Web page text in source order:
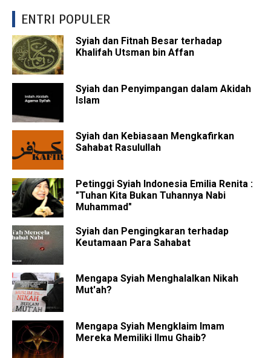
ENTRI POPULER
Syiah dan Fitnah Besar terhadap
Khalifah Utsman bin Affan
Syiah dan Penyimpangan dalam Akidah
Islam
Syiah dan Kebiasaan Mengkafirkan
Sahabat Rasulullah
Petinggi Syiah Indonesia Emilia Renita :
"Tuhan Kita Bukan Tuhannya Nabi
Muhammad"
Syiah dan Pengingkaran terhadap
Keutamaan Para Sahabat
Mengapa Syiah Menghalalkan Nikah
Mut'ah?
Mengapa Syiah Mengklaim Imam
Mereka Memiliki Ilmu Ghaib?